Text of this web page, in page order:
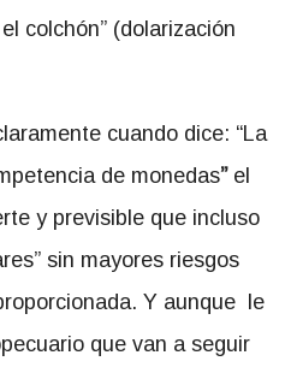
colchón” (dolarización
cuando dice: “La
de monedas”el
y previsible que incluso
sin mayores riesgos
Y aunque le
que van a seguir